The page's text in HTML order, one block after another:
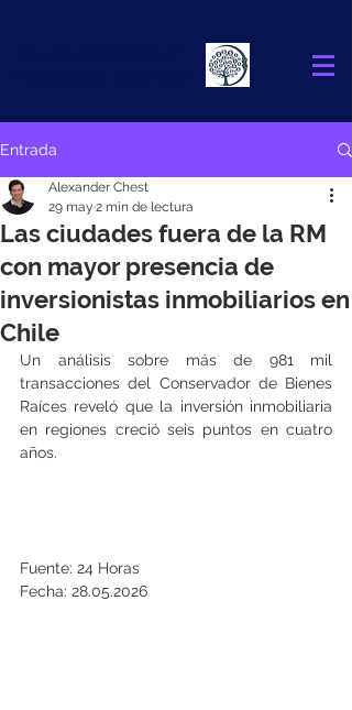
Entrada
Las ciudades fuera de la RM
con mayor presencia de
inversionistas inmobiliarios en
Chile
Alexander Chest
29 may 2 min de lectura
Un análisis sobre más de 981 mil
transacciones del Conservador de Bienes
Raíces reveló que la inversión inmobiliaria
en regiones creció seis puntos en cuatro
años.
Fuente: 24 Horas
Fecha: 28.05.2026